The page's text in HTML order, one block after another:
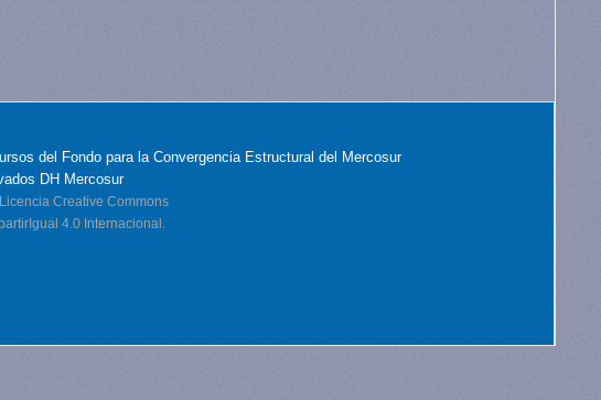
del Fondo para la Convergencia Estructural del Mercosur
DH Mercosur
Creative Commons
4.0 Internacional.